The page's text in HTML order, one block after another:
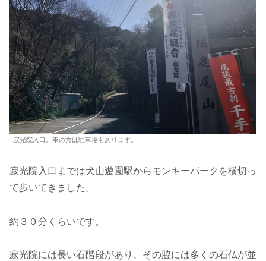
寂光院入口。車の方は駐車場もあります。
寂光院入口までは犬山遊園駅からモンキーパークを横切っ
て歩いてきました。
約３０分くらいです。
寂光院には長い石階段があり、その脇には多くの石仏が並